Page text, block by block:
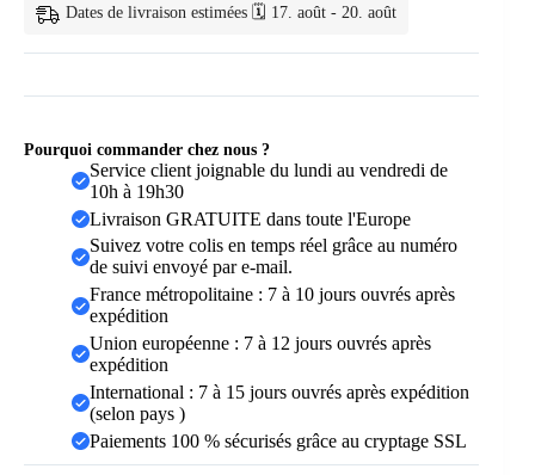
AbstraitDates de livraison estimées 🗓️ 17. août - 20. août
Pourquoi commander chez nous ?
Service client joignable du lundi au vendredi de
10h à 19h30
Livraison GRATUITE dans toute l'Europe
Suivez votre colis en temps réel grâce au numéro
de suivi envoyé par e-mail.
France métropolitaine : 7 à 10 jours ouvrés après
expédition
Union européenne : 7 à 12 jours ouvrés après
expédition
International : 7 à 15 jours ouvrés après expédition
(selon pays )
Paiements 100 % sécurisés grâce au cryptage SSL